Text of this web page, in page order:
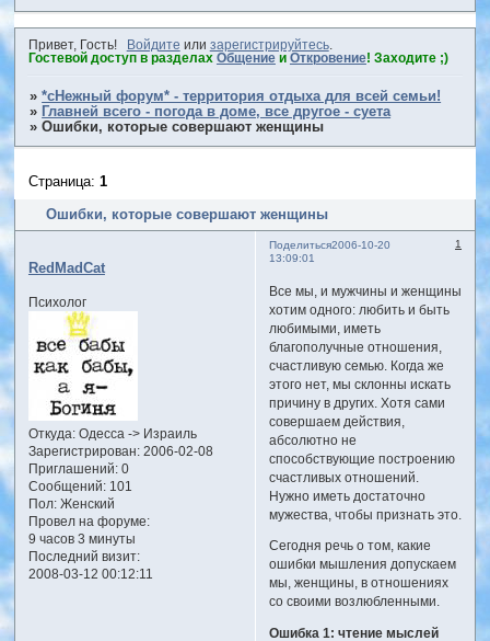
Привет, Гость! Войдите или зарегистрируйтесь.
Гостевой доступ в разделах Общениеи Откровение! Заходите ;)
»*сНежный форум* - территория отдыха для всей семьи!
» Главней всего - погода в доме, все другое - суета
»Ошибки, которые совершают женщины
Ошибки, которые совершают женщины
Страница:1
Поделиться 1
2006-10-20
13:09:01
RedMadCat
Психолог
Откуда:Одесса -> Израиль
Зарегистрирован: 2006-02-08
Приглашений:0
Сообщений:101
Пол:Женский
Провел на форуме:
9 часов 3 минуты
Последний визит:
2008-03-12 00:12:11
Все мы, и мужчины и женщины
хотим одного: любить и быть
любимыми, иметь
благополучные отношения,
счастливую семью. Когда же
этого нет, мы склонны искать
причину в других. Хотя сами
совершаем действия,
абсолютно не
способствующие построению
счастливых отношений.
Нужно иметь достаточно
мужества, чтобы признать это.
Сегодня речь о том, какие
ошибки мышления допускаем
мы, женщины, в отношениях
со своими возлюбленными.
Ошибка 1: чтение мыслей